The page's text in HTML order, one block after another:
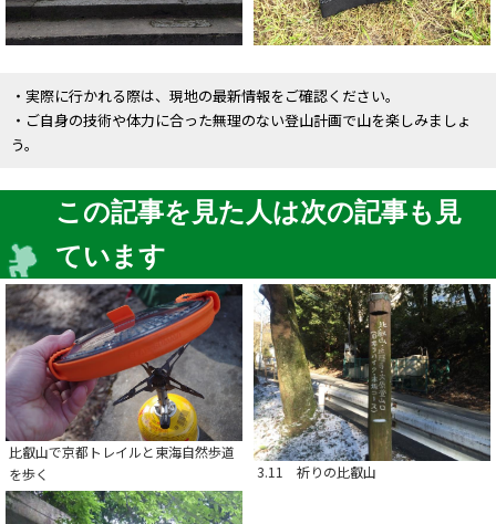
・実際に行かれる際は、現地の最新情報をご確認ください。
・ご自身の技術や体力に合った無理のない登山計画で山を楽しみましょ
う。
この記事を見た人は次の記事も見
ています
比叡山で京都トレイルと東海自然歩道
を歩く
3.11 祈りの比叡山